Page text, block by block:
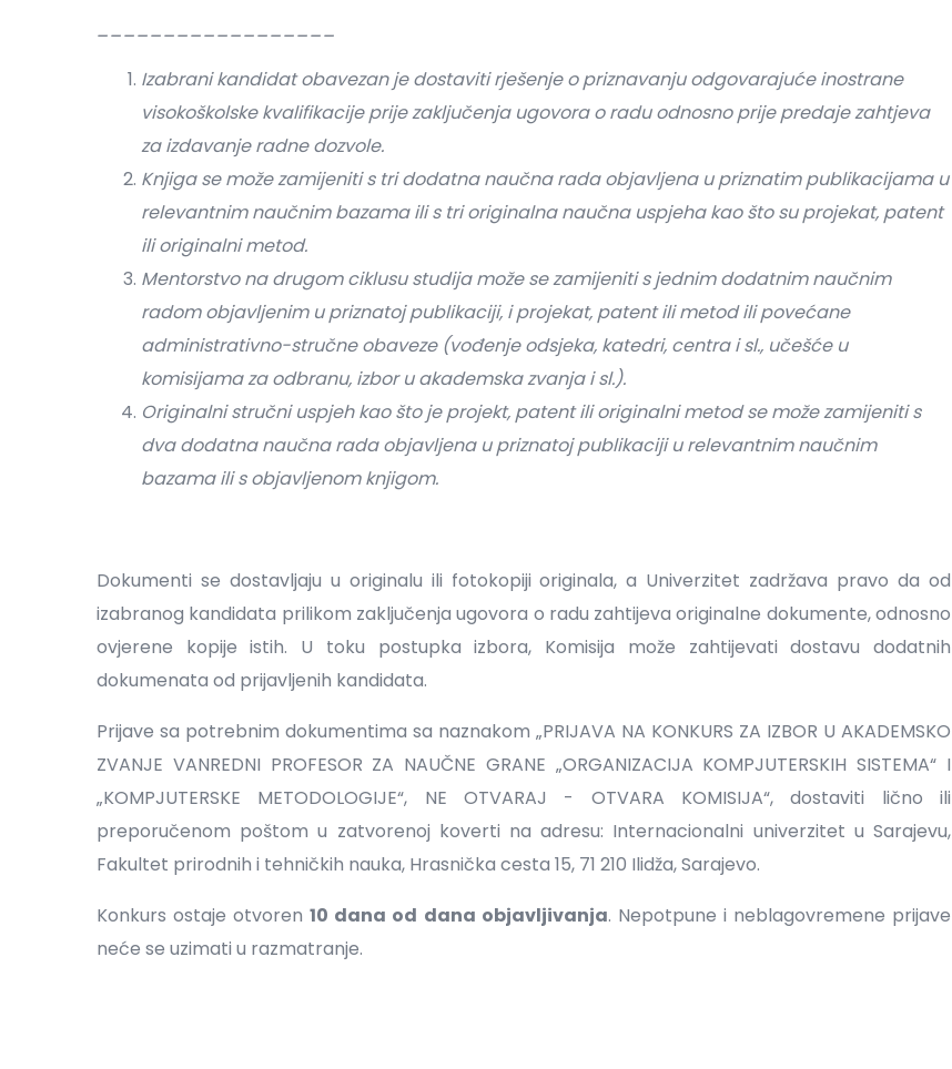
__________________
Izabrani kandidat obavezan je dostaviti rješenje o priznavanju odgovarajuće inostrane
visokoškolske kvalifikacije prije zaključenja ugovora o radu odnosno prije predaje zahtjeva
za izdavanje radne dozvole.
Knjiga se može zamijeniti s tri dodatna naučna rada objavljena u priznatim publikacijama u
relevantnim naučnim bazama ili s tri originalna naučna uspjeha kao što su projekat, patent
ili originalni metod.
Mentorstvo na drugom ciklusu studija može se zamijeniti s jednim dodatnim naučnim
radom objavljenim u priznatoj publikaciji, i projekat, patent ili metod ili povećane
administrativno-stručne obaveze (vođenje odsjeka, katedri, centra i sl., učešće u
komisijama za odbranu, izbor u akademska zvanja i sl.).
Originalni stručni uspjeh kao što je projekt, patent ili originalni metod se može zamijeniti s
dva dodatna naučna rada objavljena u priznatoj publikaciji u relevantnim naučnim
bazama ili s objavljenom knjigom.
Dokumenti se dostavljaju u originalu ili fotokopiji originala, a Univerzitet zadržava pravo da od
izabranog kandidata prilikom zaključenja ugovora o radu zahtijeva originalne dokumente, odnosno
ovjerene kopije istih. U toku postupka izbora, Komisija može zahtijevati dostavu dodatnih
dokumenata od prijavljenih kandidata.
Prijave sa potrebnim dokumentima sa naznakom „PRIJAVA NA KONKURS ZA IZBOR U AKADEMSKO
ZVANJE VANREDNI PROFESOR ZA NAUČNE GRANE „ORGANIZACIJA KOMPJUTERSKIH SISTEMA“ I
„KOMPJUTERSKE METODOLOGIJE“, NE OTVARAJ - OTVARA KOMISIJA“, dostaviti lično ili
preporučenom poštom u zatvorenoj koverti na adresu: Internacionalni univerzitet u Sarajevu,
Fakultet prirodnih i tehničkih nauka, Hrasnička cesta 15, 71 210 Ilidža, Sarajevo.
Konkurs ostaje otvoren10 dana od dana objavljivanja. Nepotpune i neblagovremene prijave
neće se uzimati u razmatranje.